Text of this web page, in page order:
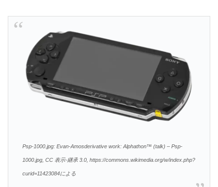
Psp-1000.jpg: Evan-Amosderivative work: Alphathon™ (talk) – Psp-
1000.jpg, CC 表示-継承 3.0, https://commons.wikimedia.org/w/index.php?
curid=11423084による